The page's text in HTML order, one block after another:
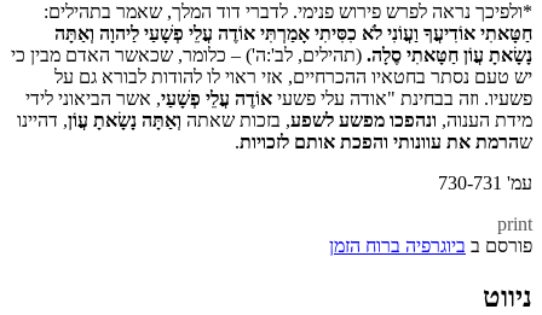
*ולפיכך נראה לפרש פירוש פנימי. לדברי דוד המלך, שאמר בתהילים:
חַטָּאתִי אוֹדִיעֲךָ וַעֲו‍ֹנִי לֹא כִסִּיתִי אָמַרְתִּי אוֹדֶה עֲלֵי פְשָׁעַי לַיהוָה וְאַתָּה
נָשָׂאתָ עֲו‍ֹן חַטָּאתִי סֶלָה. (תהילים, לב':ה') – כלומר, שכאשר האדם מבין כי
יש טעם נסתר בחטאיו ההכרחיים, אזי ראוי לו להודות לבורא גם על
פשעיו. וזה בבחינת "אודה עלי פשעי אוֹדֶה עֲלֵי פְשָׁעַי, אשר הביאוני לידי
מידת הענוה, ונהפכו מפשע לשפע, בזכות שאתה וְאַתָּה נָשָׂאתָ עֲו‍ֹן, דהיינו
שהרמת את עוונותי והפכת אותם לזכויות.
עמ' 730-731
print
פורסם ב ביוגרפיה ברוח הזמן
ניווט